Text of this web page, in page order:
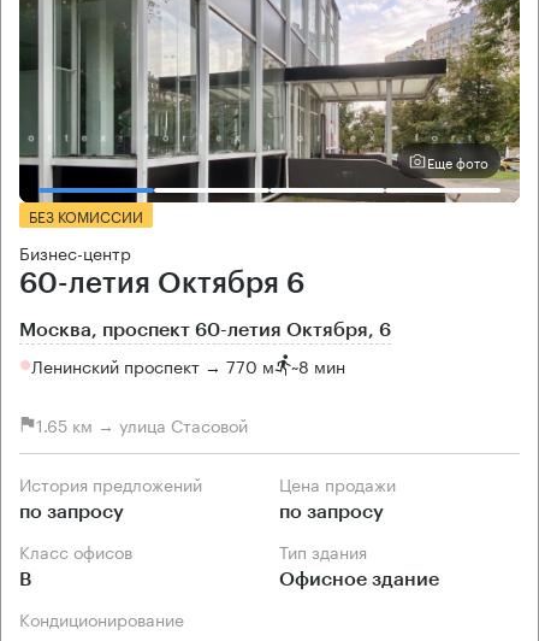
Еще фото
БЕЗ КОМИССИИ
Бизнес-центр
60-летия Октября 6
Москва, проспект 60-летия Октября, 6
Ленинский проспект → 770 м ~8 мин
1.65 км → улица Стасовой
История предложений
по запросу
Цена продажи
по запросу
Класс офисов
B
Тип здания
Офисное здание
Кондиционирование